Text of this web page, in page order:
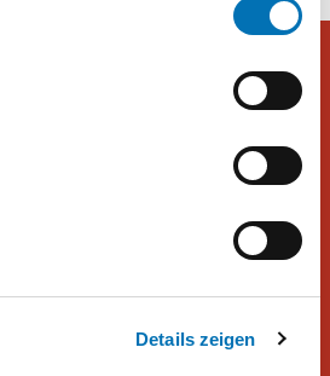
Webseite weiterhin nutzen.
Details zeigen
Wirtschaft und Non-Profit-